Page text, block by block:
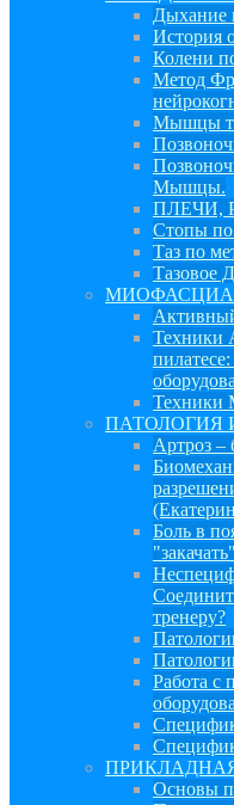
Дыхание
История
Колени
Метод
Мышцы
Мышцы.
ПЛЕЧИ,
Стопы по
Таз по
Тазовое
Техники
Техники
ПАТОЛОГИЯ
Артроз –
Боль в
тренеру?
Работа с
Основы